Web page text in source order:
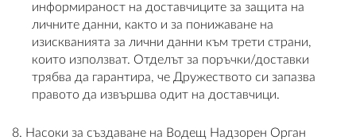
информираност на доставчиците за защита на
личните данни, както и за понижаване на
изискванията за лични данни към трети страни,
които използват. Отделът за поръчки/доставки
трябва да гарантира, че Дружеството си запазва
правото да извършва одит на доставчици.
8. Насоки за създаване на Водещ Надзорен Орган